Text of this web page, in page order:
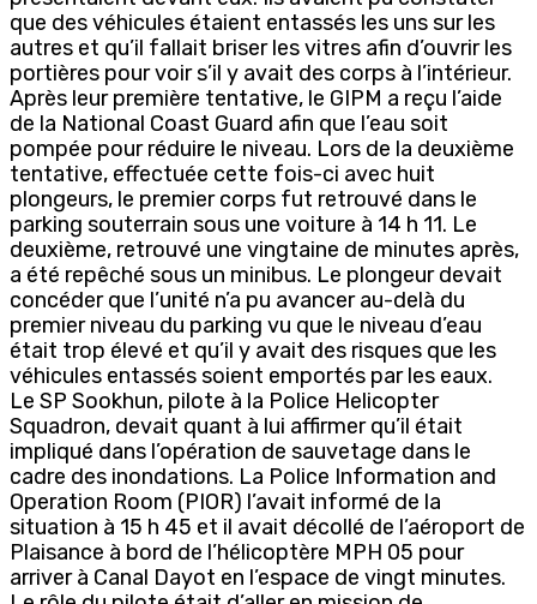
que des véhicules étaient entassés les uns sur les
autres et qu’il fallait briser les vitres afin d’ouvrir les
portières pour voir s’il y avait des corps à l’intérieur.
Après leur première tentative, le GIPM a reçu l’aide
de la National Coast Guard afin que l’eau soit
pompée pour réduire le niveau. Lors de la deuxième
tentative, effectuée cette fois-ci avec huit
plongeurs, le premier corps fut retrouvé dans le
parking souterrain sous une voiture à 14 h 11. Le
deuxième, retrouvé une vingtaine de minutes après,
a été repêché sous un minibus. Le plongeur devait
concéder que l’unité n’a pu avancer au-delà du
premier niveau du parking vu que le niveau d’eau
était trop élevé et qu’il y avait des risques que les
véhicules entassés soient emportés par les eaux.
Le SP Sookhun, pilote à la Police Helicopter
Squadron, devait quant à lui affirmer qu’il était
impliqué dans l’opération de sauvetage dans le
cadre des inondations. La Police Information and
Operation Room (PIOR) l’avait informé de la
situation à 15 h 45 et il avait décollé de l’aéroport de
Plaisance à bord de l’hélicoptère MPH 05 pour
arriver à Canal Dayot en l’espace de vingt minutes.